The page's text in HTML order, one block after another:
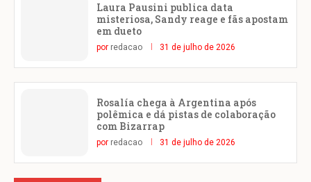
Laura Pausini publica data
misteriosa, Sandy reage e fãs apostam
em dueto
por redacao 31 de julho de 2026
Rosalía chega à Argentina após
polêmica e dá pistas de colaboração
com Bizarrap
por redacao 31 de julho de 2026